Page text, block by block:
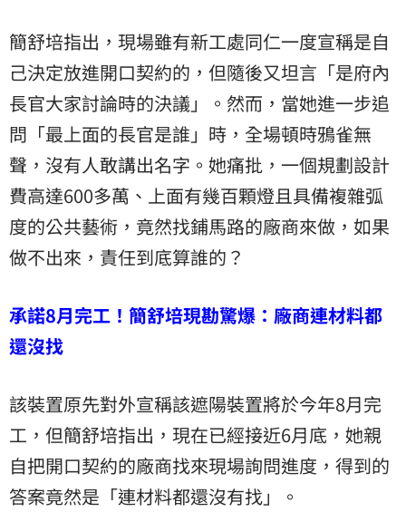
簡舒培指出，現場雖有新工處同仁一度宣稱是自
己決定放進開口契約的，但隨後又坦言「是府內
長官大家討論時的決議」。然而，當她進一步追
問「最上面的長官是誰」時，全場頓時鴉雀無
聲，沒有人敢講出名字。她痛批，一個規劃設計
費高達600多萬、上面有幾百顆燈且具備複雜弧
度的公共藝術，竟然找鋪馬路的廠商來做，如果
做不出來，責任到底算誰的？
承諾8月完工！簡舒培現勘驚爆：廠商連材料都
還沒找
該裝置原先對外宣稱該遮陽裝置將於今年8月完
工，但簡舒培指出，現在已經接近6月底，她親
自把開口契約的廠商找來現場詢問進度，得到的
答案竟然是「連材料都還沒有找」。